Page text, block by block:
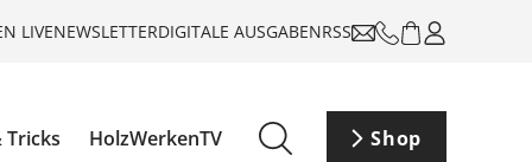
LIVENEWSLETTERDIGITALE AUSGABENRSS
Tricks HolzWerkenTV Shop